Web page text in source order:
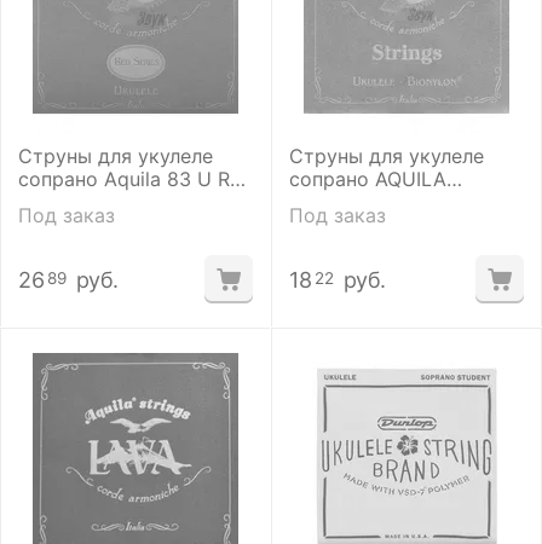
​Струны для укулеле
сопрано Aquila 83 U Red
Под заказ
26 89 руб.
Струны для укулеле
сопрано AQUILA
Под заказ
18 22 руб.